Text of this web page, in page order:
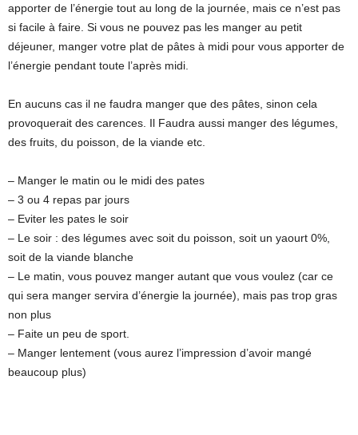
apporter de l’énergie tout au long de la journée, mais ce n’est pas
si facile à faire. Si vous ne pouvez pas les manger au petit
déjeuner, manger votre plat de pâtes à midi pour vous apporter de
l’énergie pendant toute l’après midi.
En aucuns cas il ne faudra manger que des pâtes, sinon cela
provoquerait des carences. Il Faudra aussi manger des légumes,
des fruits, du poisson, de la viande etc.
– Manger le matin ou le midi des pates
– 3 ou 4 repas par jours
– Eviter les pates le soir
– Le soir : des légumes avec soit du poisson, soit un yaourt 0%,
soit de la viande blanche
– Le matin, vous pouvez manger autant que vous voulez (car ce
qui sera manger servira d’énergie la journée), mais pas trop gras
non plus
– Faite un peu de sport.
– Manger lentement (vous aurez l’impression d’avoir mangé
beaucoup plus)